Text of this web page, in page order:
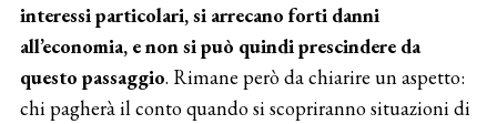
interessi particolari, si arrecano forti danni
all’economia, e non si può quindi prescindere da
questo passaggio. Rimane però da chiarire un aspetto:
chi pagherà il conto quando si scopriranno situazioni di